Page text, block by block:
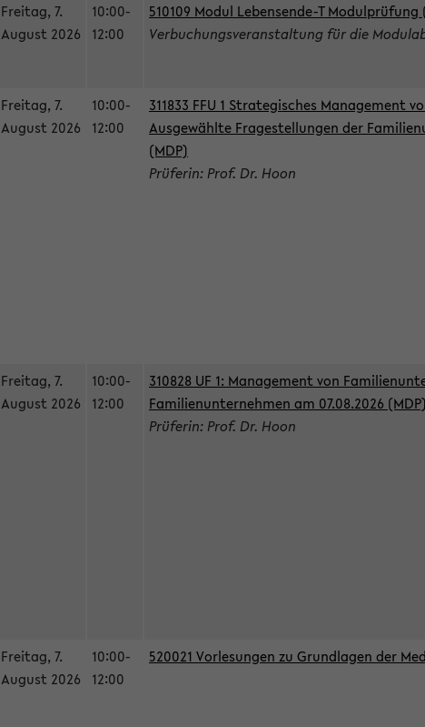
Freitag, 7.
August 2026
10:00-
12:00
510109 Modul Lebensende-T Modulprüfung
Verbuchungsveranstaltung für die
Freitag, 7.
August 2026
10:00-
12:00
311833 FFU 1 Strategisches Management
Ausgewählte Fragestellungen der
(MDP)
Prüferin: Prof. Dr. Hoon
Freitag, 7.
August 2026
10:00-
12:00
310828 UF 1: Management von
Familienunternehmen am 07.08.2026 (MDP)
Prüferin: Prof. Dr. Hoon
Freitag, 7.
August 2026
10:00-
12:00
520021 Vorlesungen zu Grundlagen der